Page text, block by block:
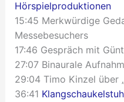
Hörspielproduktionen
15:45 Merkwürdige
Messebesuchers
17:46 Gespräch mit
27:07 Binaurale
29:04 Timo Kinzel über
36:41